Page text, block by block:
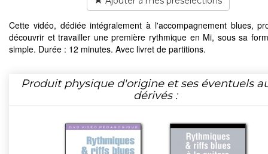
Cette vidéo, dédiée intégralement à l'accompagnement blues,
découvrir et travailler une première rythmique en Mi, sous sa
simple. Durée : 12 minutes. Avec livret de partitions.
Produit physique d'origine et ses éventuels
dérivés :